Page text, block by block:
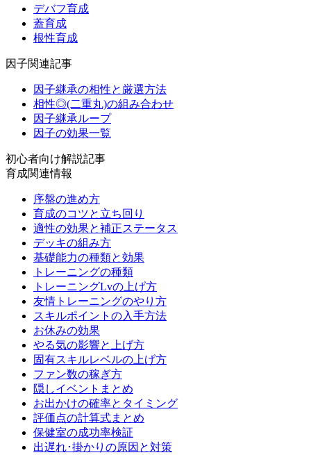
デバフ育成
蓋育成
根性育成
因子関連記事
因子継承の相性と厳選方法
相性◎(二重丸)の組み合わせ
因子継承ループ
因子の効果一覧
初心者向け解説記事
育成関連情報
序盤の進め方
育成のコツと立ち回り
適性の効果と補正ステータス
デッキの組み方
基礎能力の種類と効果
トレーニングの種類
トレーニングLvの上げ方
友情トレーニングのやり方
スキルポイントの入手方法
お休みの効果
やる気の影響と上げ方
固有スキルレベルの上げ方
ファン数の稼ぎ方
隠しイベントまとめ
お出かけの確率とタイミング
評価点の計算式まとめ
保健室の成功率検証
出遅れ･掛かりの原因と対策